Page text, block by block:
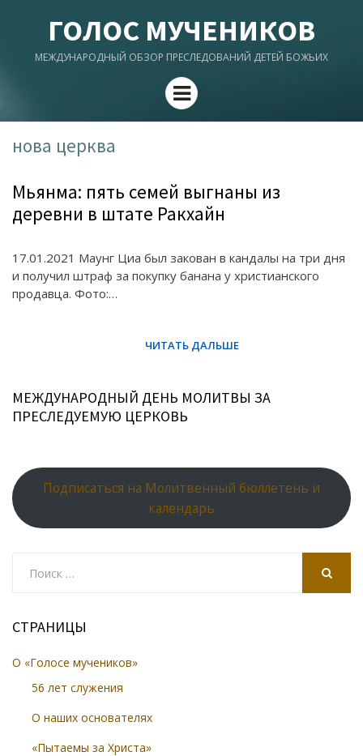
ГОЛОС МУЧЕНИКОВ
МЕЖДУНАРОДНЫЙ ОБЗОР ПРЕСЛЕДОВАНИЙ ДЕТЕЙ БОЖЬИХ
Menu
нова церква
Мьянма: пять семей выгнаны из
деревни в штате Ракхайн
17.01.2021 Маунг Циа был закован в кандалы на три дня
и получил штраф за покупку банана у христианского
продавца. Фото:…
МЕЖДУНАРОДНЫЙ ДЕНЬ МОЛИТВЫ ЗА
ПРЕСЛЕДУЕМУЮ ЦЕРКОВЬ
Подписаться на Молитвенный бюллетень и
календарь
СТРАНИЦЫ
О «Голосе мучеников»
56 лет служения
О наших основателях
«Пытаемы за Христа»